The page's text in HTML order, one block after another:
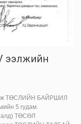
ээлжийн
ТӨСЛИЙН БАЙРШИЛ
5 гудам.
ТӨСӨЛ